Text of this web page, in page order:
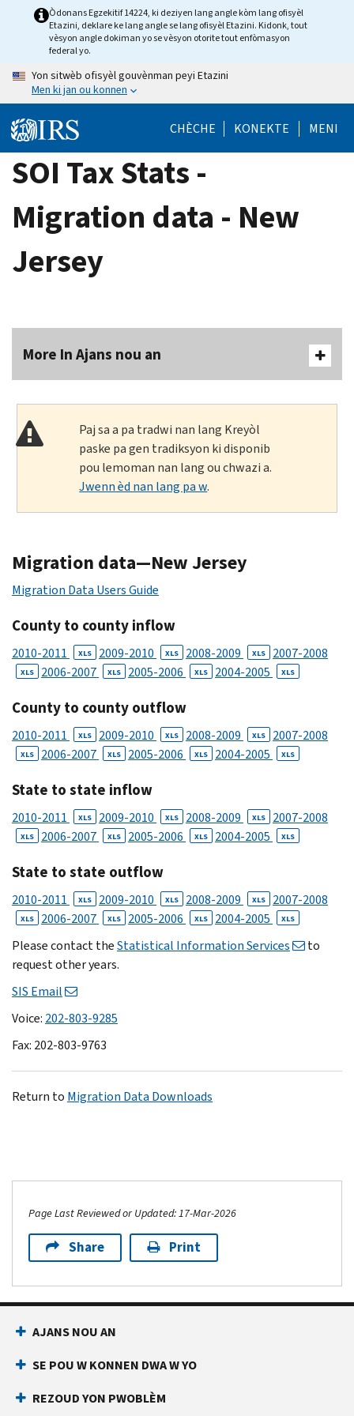
Òdonans Egzekitif 14224, ki deziyen lang angle kòm lang ofisyèl
Etazini, deklare ke lang angle se lang ofisyèl Etazini. Kidonk, tout
vèsyon angle dokiman yo se vèsyon otorite tout enfòmasyon
federal yo.
Yon sitwèb ofisyèl gouvènman peyi Etazini
Men ki jan ou konnen
CHÈCHE KONEKTE MENI
SOI Tax Stats -
Migration data - New
Jersey
More In Ajans nou an
Paj sa a pa tradwi nan lang Kreyòl
paske pa gen tradiksyon ki disponib
pou lemoman nan lang ou chwazi a.
Jwenn èd nan lang pa w.
Migration data—New Jersey
Migration Data Users Guide
County to county inflow
2010-2011 XLS 2009-2010 XLS 2008-2009 XLS 2007-2008
XLS 2006-2007 XLS 2005-2006 XLS 2004-2005 XLS
County to county outflow
2010-2011 XLS 2009-2010 XLS 2008-2009 XLS 2007-2008
XLS 2006-2007 XLS 2005-2006 XLS 2004-2005 XLS
State to state inflow
2010-2011 XLS 2009-2010 XLS 2008-2009 XLS 2007-2008
XLS 2006-2007 XLS 2005-2006 XLS 2004-2005 XLS
State to state outflow
2010-2011 XLS 2009-2010 XLS 2008-2009 XLS 2007-2008
XLS 2006-2007 XLS 2005-2006 XLS 2004-2005 XLS
Please contact theStatistical Information Services
to
request other years.
SIS Email
Voice: 202-803-9285
Fax: 202-803-9763
Return to Migration Data Downloads
Page Last Reviewed or Updated: 17-Mar-2026
Share Print
AJANS NOU AN
SE POU W KONNEN DWA W YO
REZOUD YON PWOBLÈM